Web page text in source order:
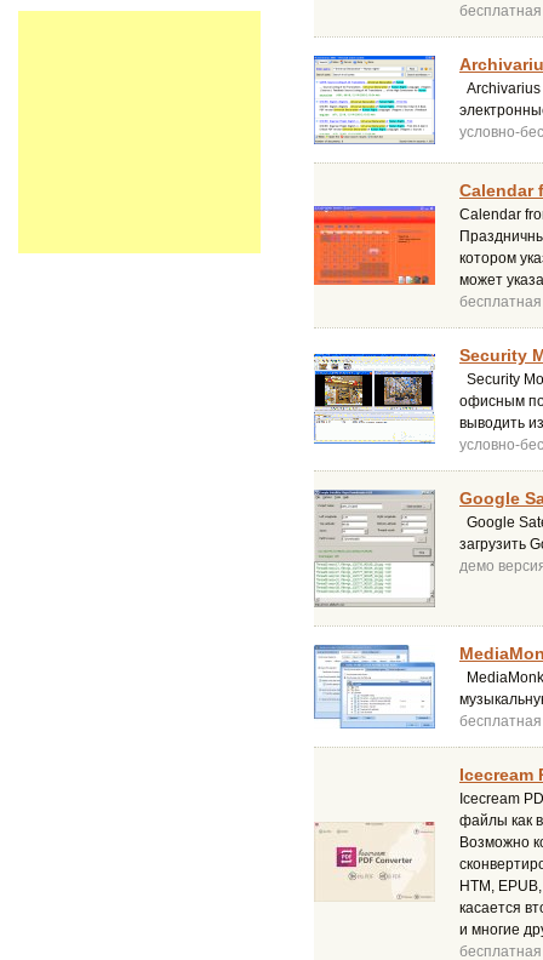
бесплатная
условно-
Calendar
Calendar
котором
может
бесплатная
Security
Security
офисным
выводить
условно-
Google
Google
загрузить
демо
бесплатная
Icecream
Icecream
файлы как
Возможно
HTM,
касается
и многие
бесплатная